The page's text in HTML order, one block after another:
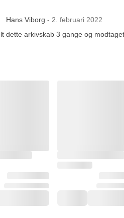
Betygsatt 1 av 5 stjärnor
Hans Viborg - 2. februari 2022
dette arkivskab 3 gange og